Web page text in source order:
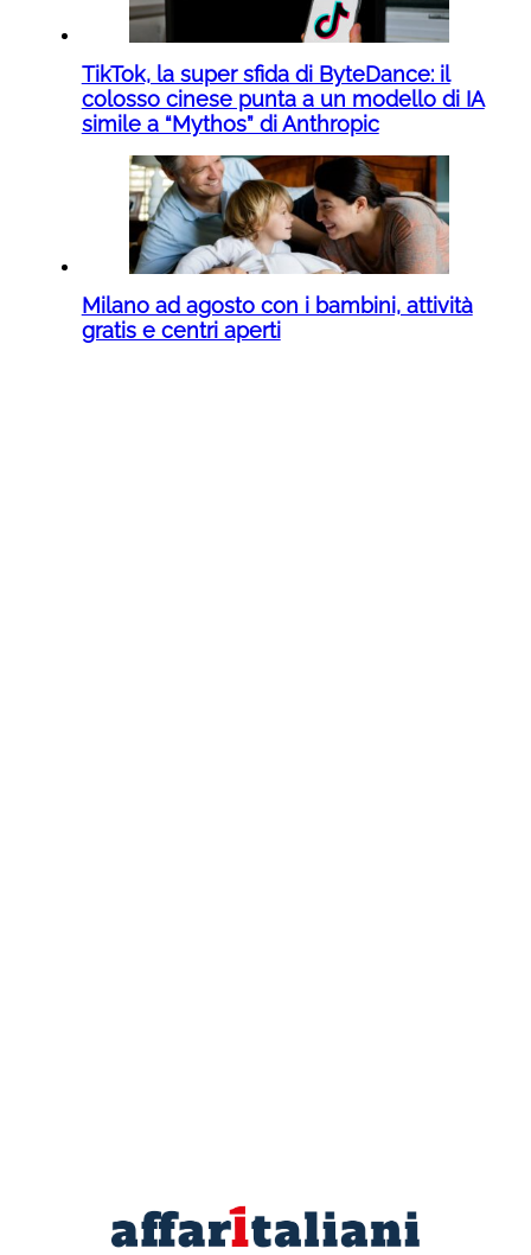
TikTok, la super sfida di ByteDance: il
colosso cinese punta a un modello di IA
simile a “Mythos” di Anthropic
Milano ad agosto con i bambini, attività
gratis e centri aperti